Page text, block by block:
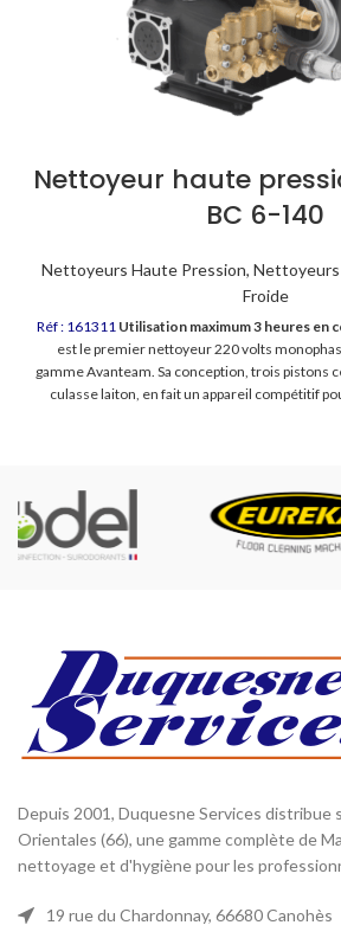
Nettoyeur haute
BC 6-140
Nettoyeurs Haute Pression, Nettoyeurs
Froide
Réf : 161311 Utilisation maximum 3 heures en
est le premier nettoyeur 220 volts
gamme Avanteam. Sa conception, trois pistons
culasse laiton, en fait un appareil compétitif
enrouleur flexible HP capacité 15 mètres
mural avec enrouleur flexible HP 15 mètres.
dusystème total stop
qui permet d'arrêter
avec rallonge 40 cm, extension de lance 50 cm,
Depuis 2001, Duquesne Services distribue
Orientales (66), une gamme complète de
nettoyage et d'hygiène pour les
19 rue du Chardonnay, 66680 Canohès